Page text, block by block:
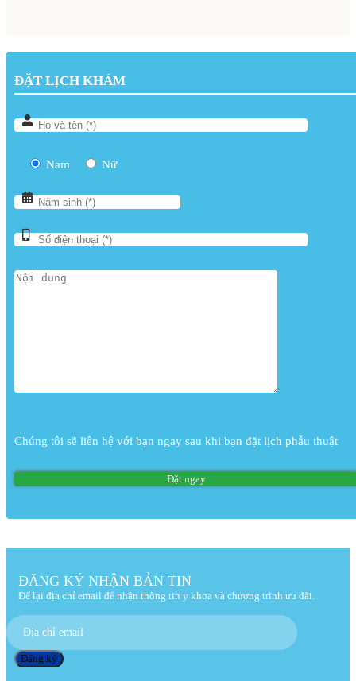
ĐẶT LỊCH KHÁM
Nam Nữ
Chúng tôi sẽ liên hệ với bạn ngay sau khi bạn đặt lịch phẫu thuật
ĐĂNG KÝ NHẬN BẢN TIN
Để lại địa chỉ email để nhận thông tin y khoa và chương trình ưu đãi.